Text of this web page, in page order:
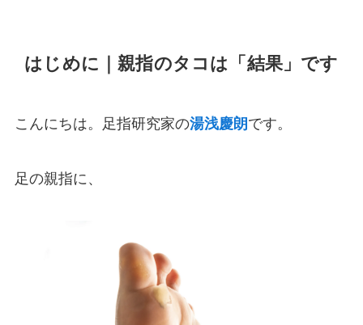
はじめに｜親指のタコは「結果」です
こんにちは。足指研究家の湯浅慶朗 です。
足の親指に、